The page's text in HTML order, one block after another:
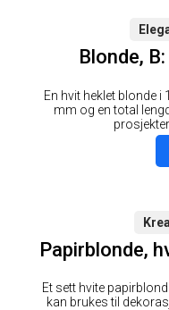
Blonde,
En hvit heklet blonde i
mm og en total
Papirblonde,
Et sett hvite
kan brukes til